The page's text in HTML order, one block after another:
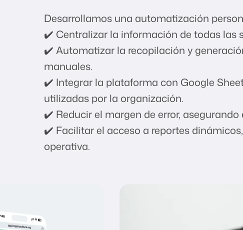
Desarrollamos una automatización
✔️ Centralizar la información de todas las
✔️ Automatizar la recopilación y
manuales.
✔️ Integrar la plataforma con Google
utilizadas por la organización.
✔️ Reducir el margen de error,
✔️ Facilitar el acceso a reportes
operativa.